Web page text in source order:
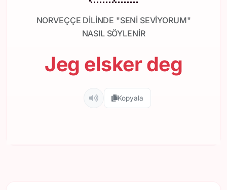
NORVEÇÇE DILINDE "SENI SEVIYORUM"
NASIL SÖYLENIR
Jeg elsker deg
Kopyala